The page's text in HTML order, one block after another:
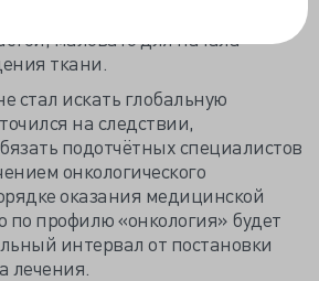
потому как одной
маловато для начала
ткани.
стал искать глобальную
на следствии,
подотчётных специалистов
онкологического
оказания медицинской
профилю «онкология» будет
интервал от постановки
лечения.